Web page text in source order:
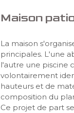
Maison
La maison
principales. L'une
l'autre une piscine
volontairement
hauteurs et de
composition du
Ce projet de part